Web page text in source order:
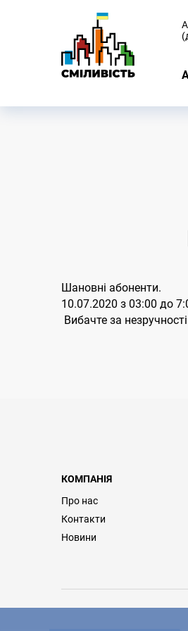
Шановні абоненти.
10.07.2020 з 03:00 до
Вибачте за
КОМПАНІЯ
Про нас
Контакти
Новини